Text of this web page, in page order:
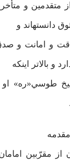
متقدمين و
دانسته­اند و
و امانت و
و بالاتر اينكه
طوسي«ره» او
از مقرّبين